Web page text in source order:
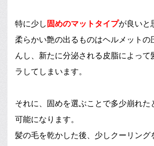
特に少し 固めのマットタイプが良いと
柔らかい艶の出るものはヘルメットの
んし、新たに分泌される皮脂によって
ラしてしまいます。
それに、固めを選ぶことで多少崩れた
可能になります。
髪の毛を乾かした後、少しクーリング